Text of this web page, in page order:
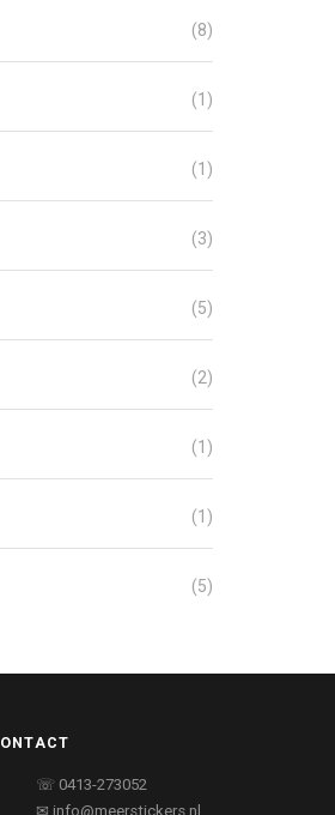
(8)
(1)
(1)
(3)
(5)
(2)
(1)
(1)
(5)
☏ 0413-273052
✉ info@meerstickers.nl